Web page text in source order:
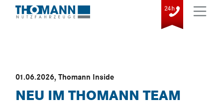
01.06.2026,Thomann Inside
NEU IM THOMANN TEAM